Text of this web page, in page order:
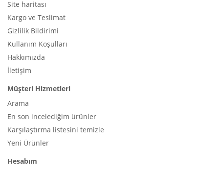
Site haritası
Kargo ve Teslimat
Gizlilik Bildirimi
Kullanım Koşulları
Hakkımızda
İletişim
Müşteri Hizmetleri
Arama
En son incelediğim ürünler
Karşılaştırma listesini temizle
Yeni Ürünler
Hesabım